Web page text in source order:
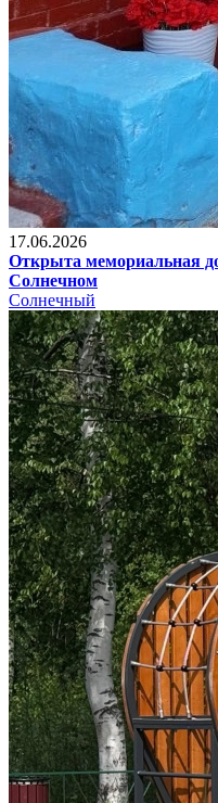
17.06.2026
Открыта мемориальная
Солнечном
Солнечный